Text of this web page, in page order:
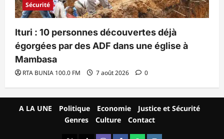
Sécurité
Ituri : 10 personnes découvertes déjà
égorgées par des ADF dans une église à
Mambasa
RTA BUNIA 100.0 FM 7 août 2026 0
A LA UNE Politique Economie
Justice et Sécurité
Genres
Culture Contact